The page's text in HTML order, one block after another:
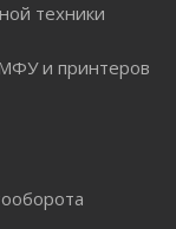
техники
и принтеров